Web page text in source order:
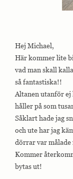
Hej Michael,
Här kommer lite
vad man skall
så fantastiska!!
Altanen utanför
håller på som
Såklart hade jag
och ute har jag
dörrar var
Kommer
bytas ut!